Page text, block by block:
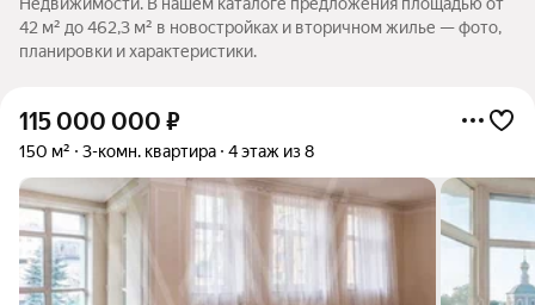
42 м² до 462,3 м² в новостройках и вторичном жилье — фото,
планировки и характеристики.
115 000 000 ₽
150 м² 3-комн. квартира 4 этаж из 8